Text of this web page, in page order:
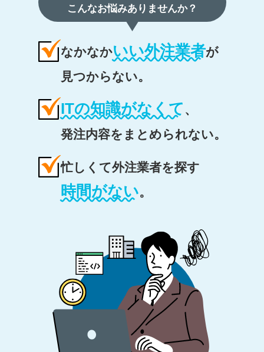
こんなお悩みありませんか？
なかなかいい外注業者が
見つからない。
ITの知識がなくて 、
発注内容をまとめられない。
忙しくて外注業者を探す
時間がない。